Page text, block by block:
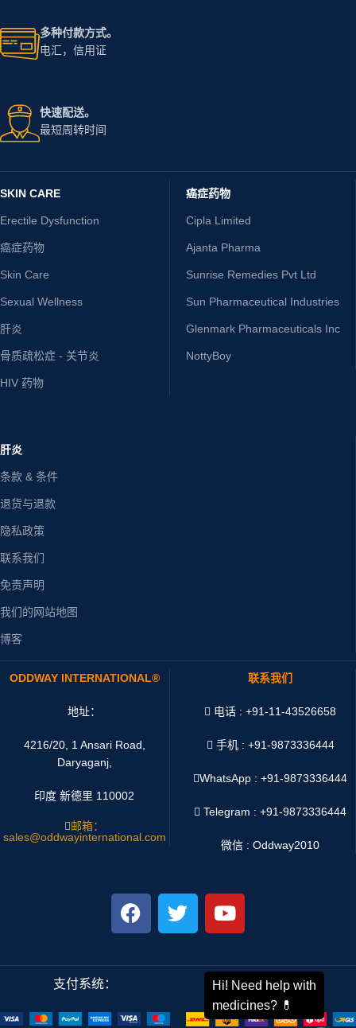
多种付款方式。
电汇，信用证
快速配送。
最短周转时间
SKIN CARE
Erectile Dysfunction
癌症药物
Skin Care
Sexual Wellness
肝炎
骨质疏松症 - 关节炎
HIV 药物
癌症药物
Cipla Limited
Ajanta Pharma
Sunrise Remedies Pvt Ltd
Sun Pharmaceutical Industries
Glenmark Pharmaceuticals Inc
NottyBoy
肝炎
条款 & 条件
退货与退款
隐私政策
联系我们
免责声明
我们的网站地图
博客
ODDWAY INTERNATIONAL®
地址：
4216/20, 1 Ansari Road,
Daryaganj,
印度 新德里 110002
邮箱：
sales@oddwayinternational.com
联系我们
电话 : +91-11-43526658
手机 : +91-9873336444
WhatsApp :+91-9873336444
Telegram : +91-9873336444
微信 : Oddway2010
支付系统： 运输系统：